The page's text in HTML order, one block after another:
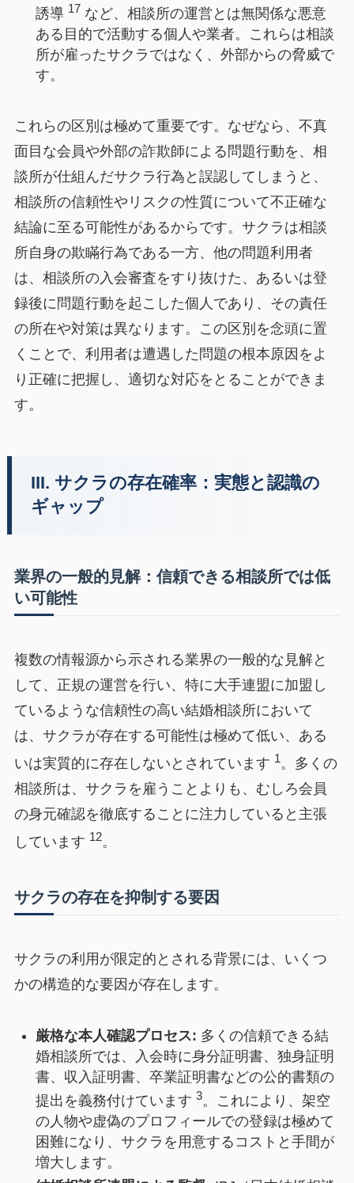
誘導 17 など、相談所の運営とは無関係な悪意
ある目的で活動する個人や業者。これらは相談
所が雇ったサクラではなく、外部からの脅威で
す。
これらの区別は極めて重要です。なぜなら、不真
面目な会員や外部の詐欺師による問題行動を、相
談所が仕組んだサクラ行為と誤認してしまうと、
相談所の信頼性やリスクの性質について不正確な
結論に至る可能性があるからです。サクラは相談
所自身の欺瞞行為である一方、他の問題利用者
は、相談所の入会審査をすり抜けた、あるいは登
録後に問題行動を起こした個人であり、その責任
の所在や対策は異なります。この区別を念頭に置
くことで、利用者は遭遇した問題の根本原因をよ
り正確に把握し、適切な対応をとることができま
す。
III. サクラの存在確率：実態と認識の
ギャップ
業界の一般的見解：信頼できる相談所では低
い可能性
複数の情報源から示される業界の一般的な見解と
して、正規の運営を行い、特に大手連盟に加盟し
ているような信頼性の高い結婚相談所において
は、サクラが存在する可能性は極めて低い、ある
いは実質的に存在しないとされています 1。多くの
相談所は、サクラを雇うことよりも、むしろ会員
の身元確認を徹底することに注力していると主張
しています 12。
サクラの存在を抑制する要因
サクラの利用が限定的とされる背景には、いくつ
かの構造的な要因が存在します。
厳格な本人確認プロセス: 多くの信頼できる結
婚相談所では、入会時に身分証明書、独身証明
書、収入証明書、卒業証明書などの公的書類の
提出を義務付けています 3。これにより、架空
の人物や虚偽のプロフィールでの登録は極めて
困難になり、サクラを用意するコストと手間が
増大します。